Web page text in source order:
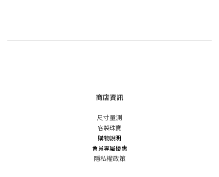
商店資訊
尺寸量測
客製珠寶
購物說明
會員專屬優惠
隱私權政策